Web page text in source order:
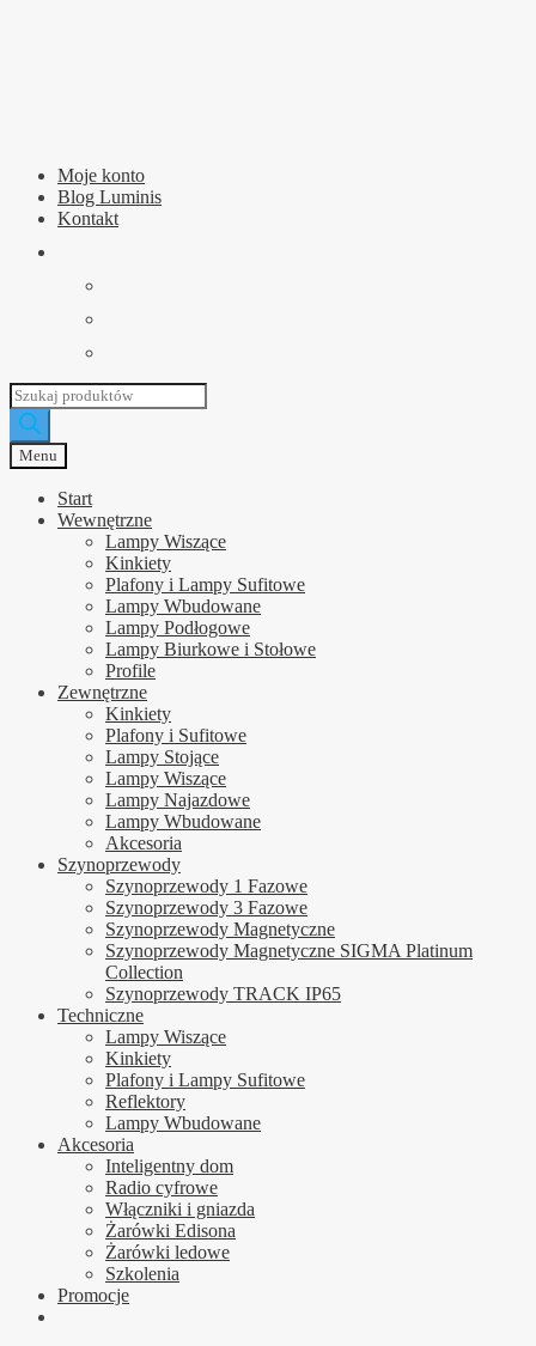
Moje konto
Blog Luminis
Kontakt
Wyszukiwarka
produktów
Menu
Start
Wewnętrzne
Lampy Wiszące
Kinkiety
Plafony i Lampy Sufitowe
Lampy Wbudowane
Lampy Podłogowe
Lampy Biurkowe i Stołowe
Profile
Zewnętrzne
Kinkiety
Plafony i Sufitowe
Lampy Stojące
Lampy Wiszące
Lampy Najazdowe
Lampy Wbudowane
Akcesoria
Szynoprzewody
Szynoprzewody 1 Fazowe
Szynoprzewody 3 Fazowe
Szynoprzewody Magnetyczne
Szynoprzewody Magnetyczne SIGMA Platinum
Collection
Szynoprzewody TRACK IP65
Techniczne
Lampy Wiszące
Kinkiety
Plafony i Lampy Sufitowe
Reflektory
Lampy Wbudowane
Akcesoria
Inteligentny dom
Radio cyfrowe
Włączniki i gniazda
Żarówki Edisona
Żarówki ledowe
Szkolenia
Promocje